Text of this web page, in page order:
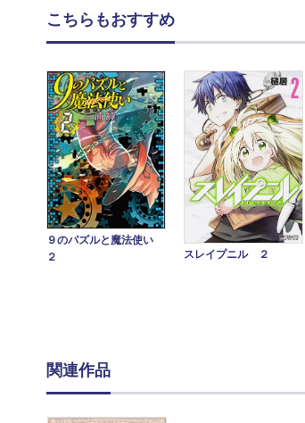
こちらもおすすめ
９のパズルと魔法使い
２
スレイプニル ２
関連作品